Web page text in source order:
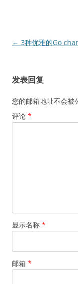
文
航
← 3种优雅的Go
发表回复
您的邮箱地址不会被
评论 *
显示名称 *
邮箱 *